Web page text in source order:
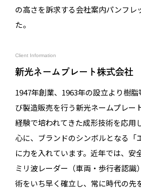
の高さを訴求する会社案内パンフレ
た。
Client Information
新光ネームプレート株式会社
1947年創業、1963年の設立より樹
び製造販売を行う新光ネームプレー
経験で培われてきた成形技術を応用
心に、ブランドのシンボルとなる「
に力を入れています。近年では、安
ミリ波レーダー（車両・歩行者認識
術をいち早く確立し、常に時代の先